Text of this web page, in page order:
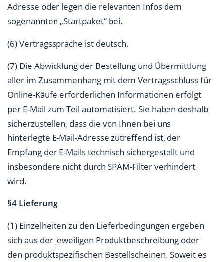
Adresse oder legen die relevanten Infos dem
sogenannten „Startpaket“ bei.
(6) Vertragssprache ist deutsch.
(7) Die Abwicklung der Bestellung und Übermittlung
aller im Zusammenhang mit dem Vertragsschluss für
Online-Käufe erforderlichen Informationen erfolgt
per E-Mail zum Teil automatisiert. Sie haben deshalb
sicherzustellen, dass die von Ihnen bei uns
hinterlegte E-Mail-Adresse zutreffend ist, der
Empfang der E-Mails technisch sichergestellt und
insbesondere nicht durch SPAM-Filter verhindert
wird.
§4 Lieferung
(1) Einzelheiten zu den Lieferbedingungen ergeben
sich aus der jeweiligen Produktbeschreibung oder
den produktspezifischen Bestellscheinen. Soweit es